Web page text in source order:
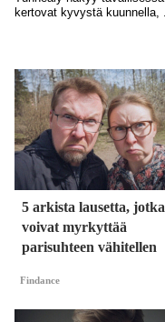
5 arkista lausetta, jotka
voivat myrkyttää
parisuhteen vähitellen
Findance